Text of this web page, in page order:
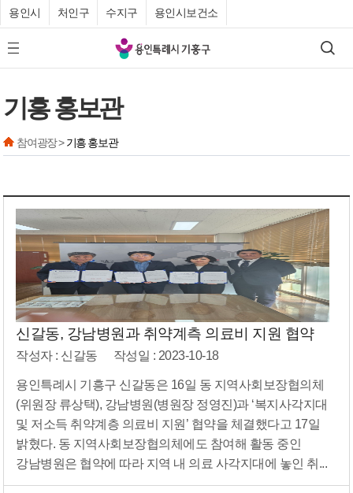
용인시 처인구 수지구 용인시보건소
모바일 메뉴 버튼
기
흥
청
검색
기흥 홍보관
참여광장 >기흥 홍보관
신갈동, 강남병원과 취약계측 의료비 지원 협약
작성자 : 신갈동 작성일 : 2023-10-18
용인특례시 기흥구 신갈동은 16일 동 지역사회보장협의체
(위원장 류상택), 강남병원(병원장 정영진)과 ‘복지사각지대
및 저소득 취약계층 의료비 지원’ 협약을 체결했다고 17일
밝혔다. 동 지역사회보장협의체에도 참여해 활동 중인
강남병원은 협약에 따라 지역 내 의료 사각지대에 놓인 취...